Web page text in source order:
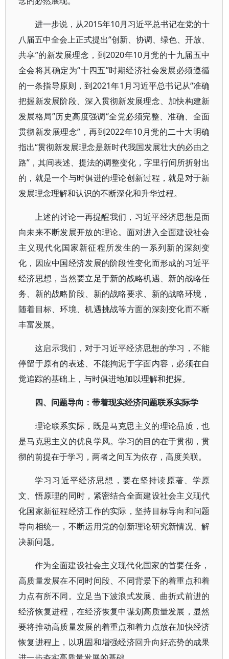
进一步说，从2015年10月习近平总书记在党的十
八届五中全会上正式提出“创新、协调、绿色、开放、
共享”的新发展理念，到2020年10月党的十九届五中
全会将其确定为“十四五”时期经济社会发展必须遵循
的一条指导原则，到2021年1月习近平总书记从“准确
把握新发展阶段、深入贯彻新发展理念、加快构建新
发展格局”历史高度强调“全党必须完整、准确、全面
贯彻新发展理念”，再到2022年10月党的二十大明确
指出“贯彻新发展理念是新时代我国发展壮大的必由之
路”，其间表述、提法的调整变化，字里行间所折射出
的，就是一个与时俱进的理论创新过程，就是对于新
发展理念理解和认识的不断深化和升华过程。
上述的讨论一再提醒我们，习近平经济思想是面
向未来不断发展开放的理论。面对进入全面建设社会
主义现代化国家新征程所发生的一系列新的深刻变
化，因应中国经济发展的阶段性变化而形成的习近平
经济思想，当然要立足于新的战略机遇、新的战略任
务、新的战略阶段、新的战略要求、新的战略环境，
随着目标、环境、机遇挑战等方面的深刻变化而不断
丰富发展。
这启示我们，对于习近平经济思想的学习，不能
停留于原有的表述、不能拘泥于字面内容，必须在自
觉追踪的基础上，与时俱进地加以理解和把握。
四、问题导向：带着现实经济问题联系实际学
理论联系实际，既是马克思主义的理论品质，也
是马克思主义的优良学风。学习的目的在于贯彻，贯
彻的前提在于学习，两者之间互为依存，高度关联。
学习习近平经济思想，要在坚持读原著、学原
文、悟原理的同时，紧密结合全面建设社会主义现代
化国家新征程经济工作的实际，坚持目标导向和问题
导向相统一，不断运用党的创新理论研究新情况、解
决新问题。
作为全面建设社会主义现代化国家的首要任务，
高质量发展在不同时间段、不同背景下的着重点和着
力点有所不同。立足当下波浪式发展、曲折式前进的
经济恢复进程，在经济恢复中谋划高质量发展，显然
要将推动高质量发展的着重点和着力点放在加快经济
恢复进程上，以巩固和增强经济回升向好态势的成果